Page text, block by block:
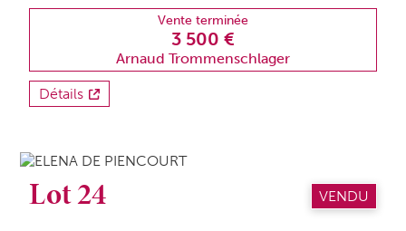
Vente terminée
3 500 €
Arnaud Trommenschlager
Détails
Lot 24 VENDU